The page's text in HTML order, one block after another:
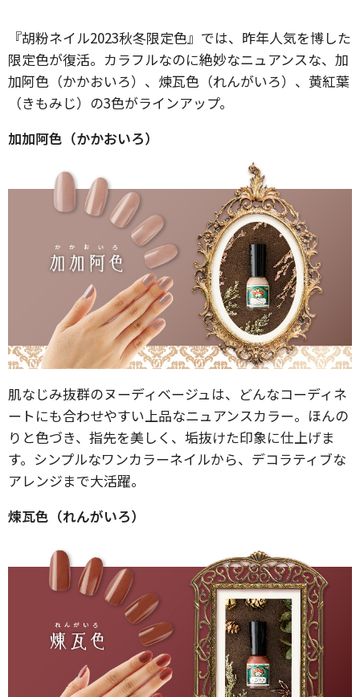
『胡粉ネイル2023秋冬限定色』では、昨年人気を博した
限定色が復活。カラフルなのに絶妙なニュアンスな、加
加阿色（かかおいろ）、煉瓦色（れんがいろ）、黄紅葉
（きもみじ）の3色がラインアップ。
加加阿色（かかおいろ）
肌なじみ抜群のヌーディベージュは、どんなコーディネ
ートにも合わせやすい上品なニュアンスカラー。ほんの
りと色づき、指先を美しく、垢抜けた印象に仕上げま
す。シンプルなワンカラーネイルから、デコラティブな
アレンジまで大活躍。
煉瓦色（れんがいろ）